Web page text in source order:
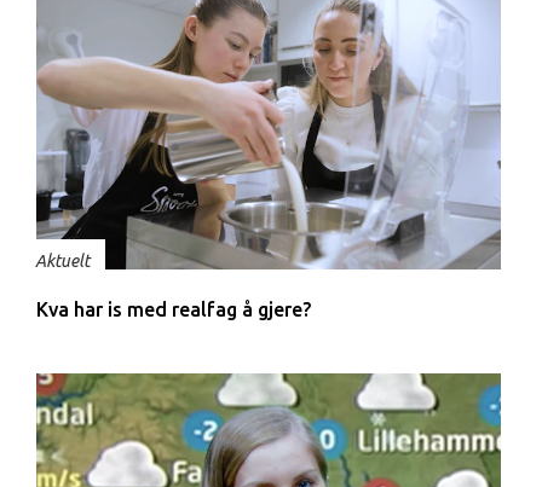
Aktuelt
Kva har is med realfag å gjere?